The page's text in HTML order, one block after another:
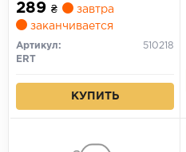
289 ₴
завтра
заканчивается
Артикул:
510218
ERT
КУПИТЬ